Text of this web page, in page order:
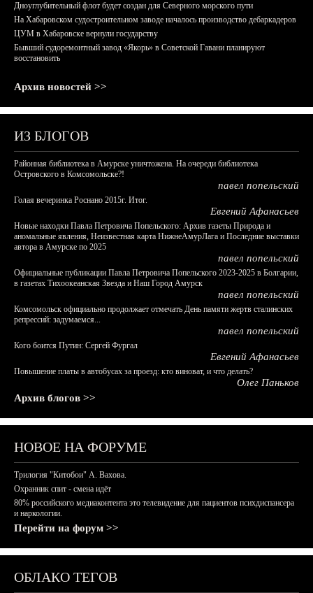
Дноуглубительный флот будет создан для Северного морского пути
На Хабаровском судостроительном заводе началось производство дебаркадеров
ЦУМ в Хабаровске вернули государству
Бывший судоремонтный завод «Якорь» в Советской Гавани планируют
восстановить
Архив новостей >>
ИЗ БЛОГОВ
Районная библиотека в Амурске уничтожена. На очереди библиотека
Островского в Комсомольске?!
павел попельский
Голая вечеринка Роснано 2015г. Итог.
Евгений Афанасьев
Новые находки Павла Петровича Попельского: Архив газеты Природа и
аномальные явления, Неизвестная карта НижнеАмурЛага и Последние выставки
автора в Амурске по 2025
павел попельский
Официальные публикации Павла Петровича Попельского 2023-2025 в Болгарии,
в газетах Тихоокеанская Звезда и Наш Город Амурск
павел попельский
Комсомольск официально продолжает отмечать День памяти жертв сталинских
репрессий: задумаемся...
павел попельский
Кого боится Путин: Сергей Фургал
Евгений Афанасьев
Повышение платы в автобусах за проезд: кто виноват, и что делать?
Олег Паньков
Архив блогов >>
НОВОЕ НА ФОРУМЕ
Трилогия "Китобои" А. Вахова.
Охранник спит - смена идёт
80% российского медиаконтента это телевидение для пациентов психдиспансера
и наркологии.
Перейти на форум >>
ОБЛАКО ТЕГОВ